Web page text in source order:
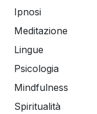
Ipnosi
Meditazione
Lingue
Psicologia
Mindfulness
Spiritualità